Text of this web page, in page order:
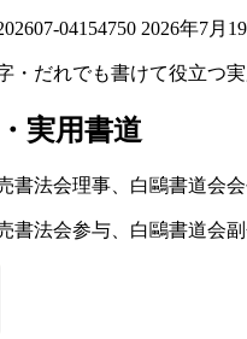
04154750 2026年7月
・だれでも書けて役立つ
実用書道
書法会理事、白鷗書道会
書法会参与、白鷗書道会